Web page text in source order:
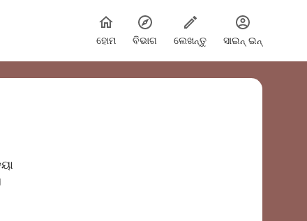
ହୋମ ବିଭାଗ ଲେଖନ୍ତୁ ସାଇନ୍ ଇନ୍